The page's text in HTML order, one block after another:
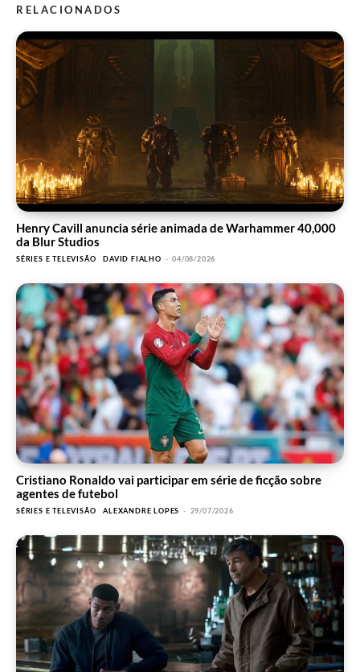
RELACIONADOS
Henry Cavill anuncia série animada de Warhammer 40,000
da Blur Studios
SÉRIES E TELEVISÃO DAVID FIALHO - 04/08/2026
Cristiano Ronaldo vai participar em série de ficção sobre
agentes de futebol
SÉRIES E TELEVISÃO ALEXANDRE LOPES - 29/07/2026